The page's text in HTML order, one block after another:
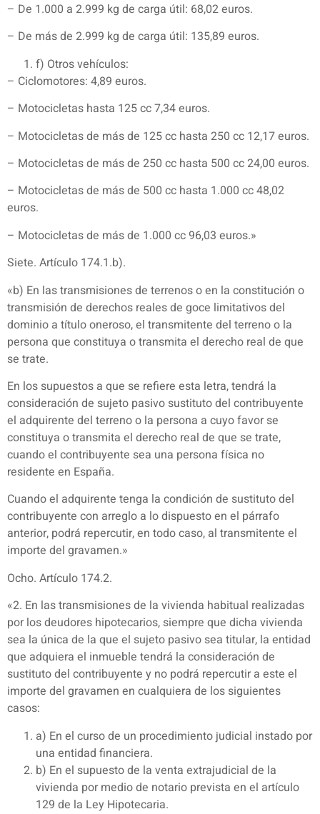
– De 1.000 a 2.999 kg de carga útil: 68,02 euros.
– De más de 2.999 kg de carga útil: 135,89 euros.
f) Otros vehículos:
– Ciclomotores: 4,89 euros.
– Motocicletas hasta 125 cc 7,34 euros.
– Motocicletas de más de 125 cc hasta 250 cc 12,17 euros.
– Motocicletas de más de 250 cc hasta 500 cc 24,00 euros.
– Motocicletas de más de 500 cc hasta 1.000 cc 48,02
euros.
– Motocicletas de más de 1.000 cc 96,03 euros.»
Siete. Artículo 174.1.b).
«b) En las transmisiones de terrenos o en la constitución o
transmisión de derechos reales de goce limitativos del
dominio a título oneroso, el transmitente del terreno o la
persona que constituya o transmita el derecho real de que
se trate.
En los supuestos a que se refiere esta letra, tendrá la
consideración de sujeto pasivo sustituto del contribuyente
el adquirente del terreno o la persona a cuyo favor se
constituya o transmita el derecho real de que se trate,
cuando el contribuyente sea una persona física no
residente en España.
Cuando el adquirente tenga la condición de sustituto del
contribuyente con arreglo a lo dispuesto en el párrafo
anterior, podrá repercutir, en todo caso, al transmitente el
importe del gravamen.»
Ocho. Artículo 174.2.
«2. En las transmisiones de la vivienda habitual realizadas
por los deudores hipotecarios, siempre que dicha vivienda
sea la única de la que el sujeto pasivo sea titular, la entidad
que adquiera el inmueble tendrá la consideración de
sustituto del contribuyente y no podrá repercutir a este el
importe del gravamen en cualquiera de los siguientes
casos:
a) En el curso de un procedimiento judicial instado por
una entidad financiera.
b) En el supuesto de la venta extrajudicial de la
vivienda por medio de notario prevista en el artículo
129 de la Ley Hipotecaria.